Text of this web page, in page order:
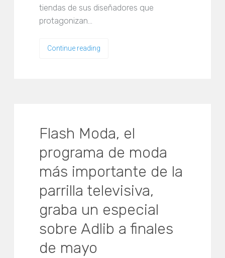
tiendas de sus diseñadores que
protagonizan…
Continue reading
Flash Moda, el
programa de moda
más importante de la
parrilla televisiva,
graba un especial
sobre Adlib a finales
de mayo